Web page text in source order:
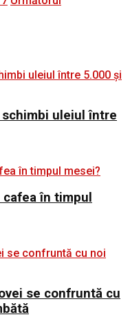
schimbi uleiul între
în timpul
se confruntă cu